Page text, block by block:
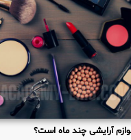
آرایشی چند ماه است؟